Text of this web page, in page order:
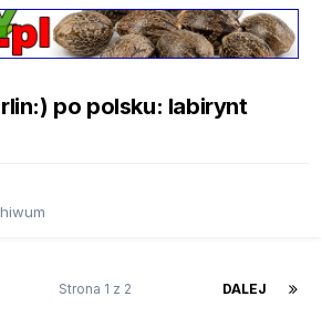
po polsku: labirynt
DALEJ
Strona 1 z 2